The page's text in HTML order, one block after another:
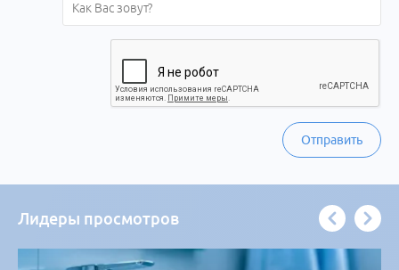
Отправить
Лидеры просмотров